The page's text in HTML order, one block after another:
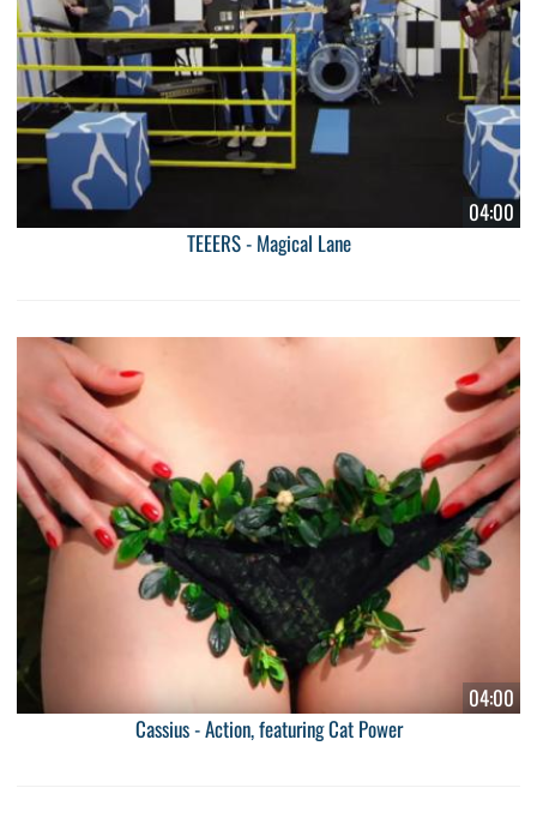
04:00
TEEERS - Magical Lane
04:00
Cassius - Action, featuring Cat Power